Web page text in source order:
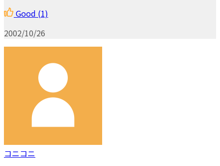
Good (1)
2002/10/26
コニコニ